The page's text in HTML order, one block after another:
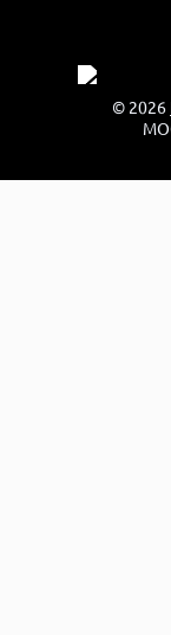
© 2026